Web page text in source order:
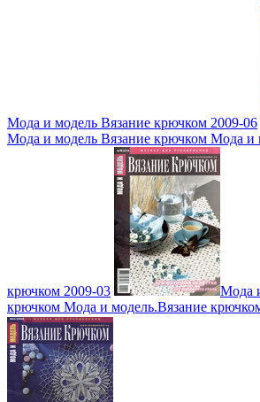
Мода и модель Вязание крючком 2009-06
Мода и модель Вязание крючком Мода и
крючком 2009-03
Мода
крючком Мода и модель.Вязание